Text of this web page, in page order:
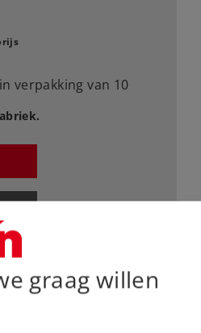
verpakking van 10
graag willen